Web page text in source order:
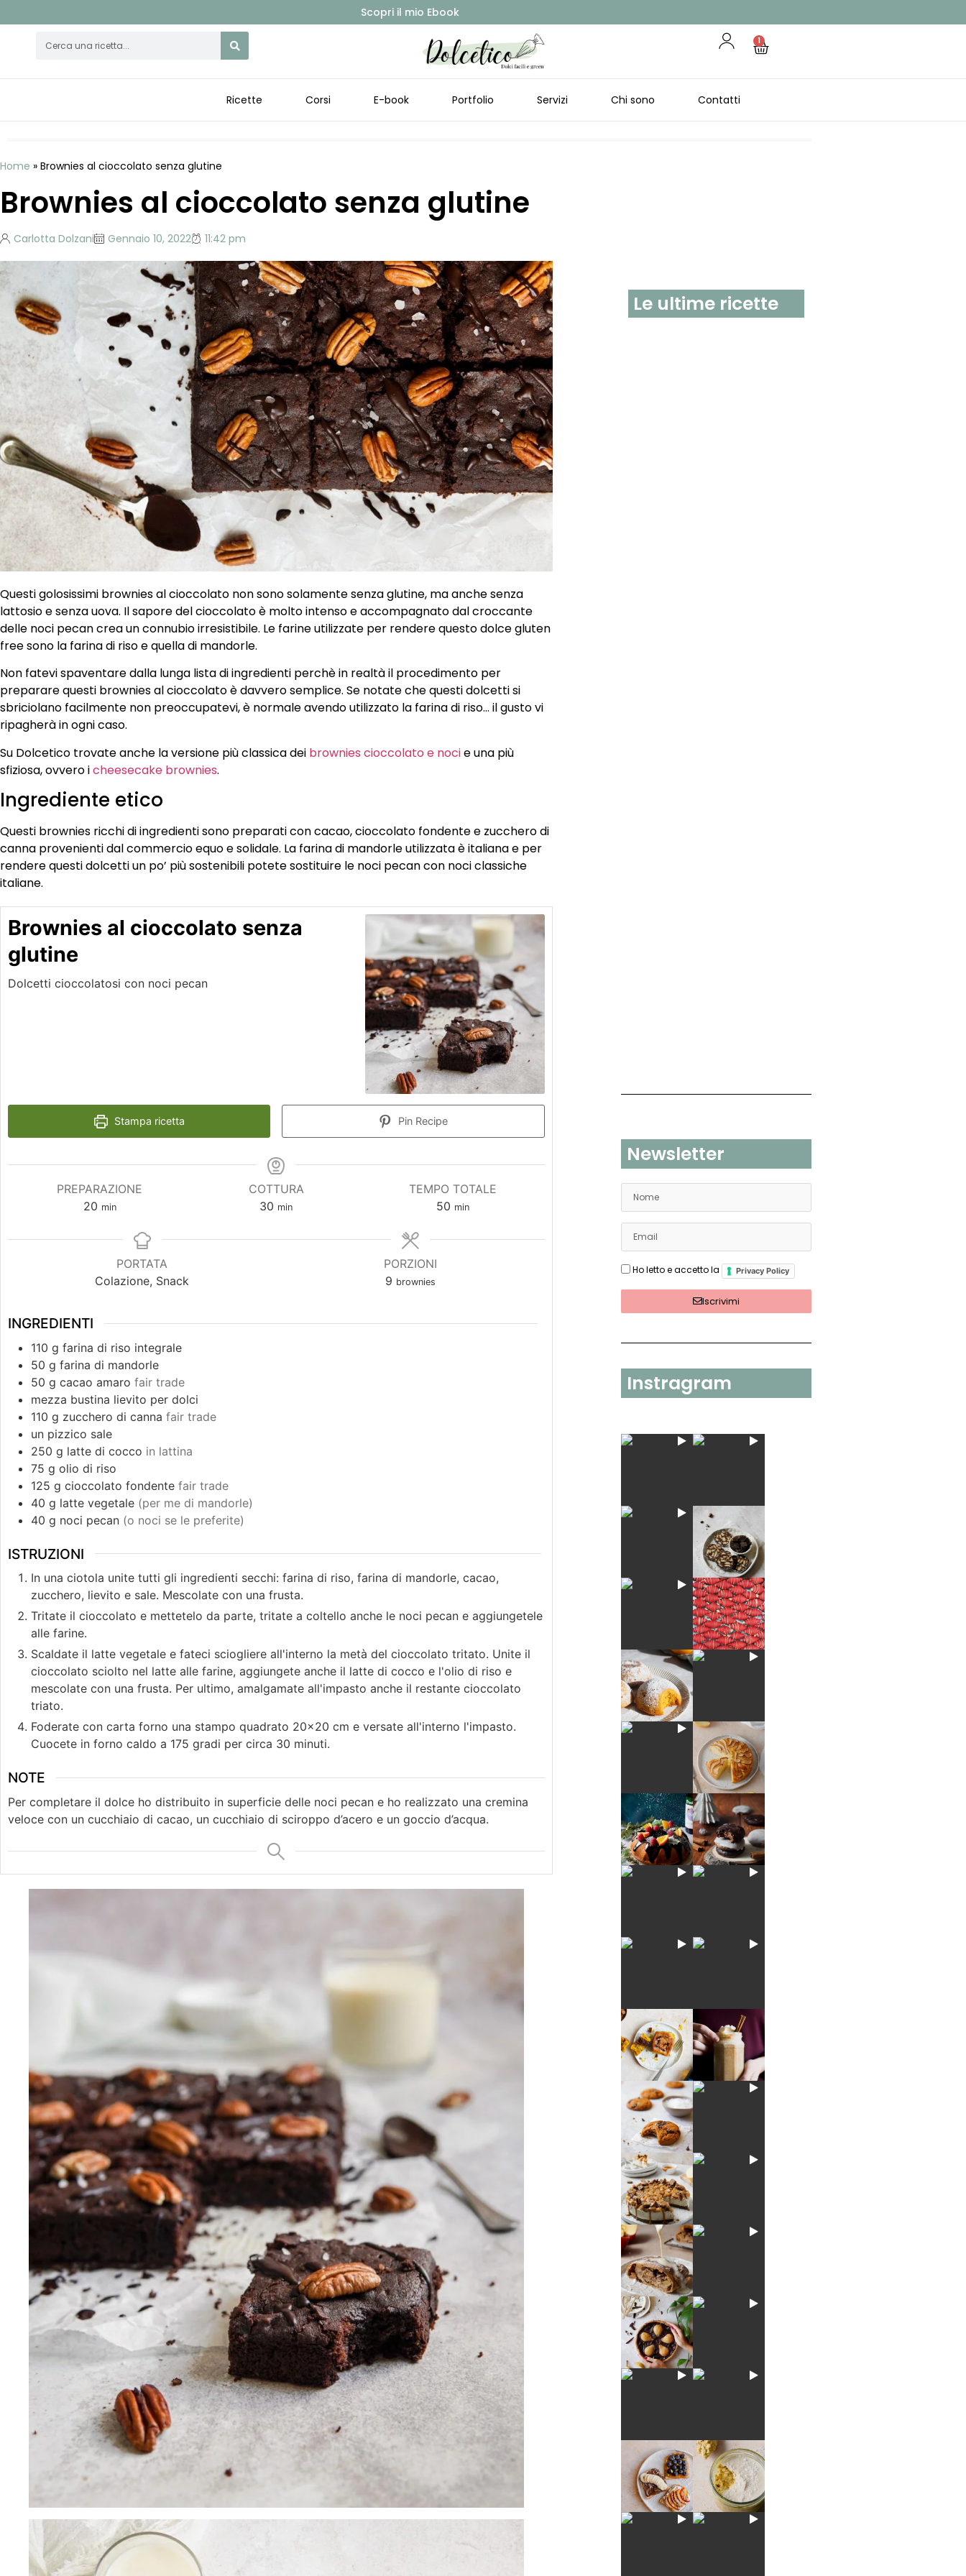
Scopri il mio Ebook
1
Ricette Corsi E-book Portfolio Servizi Chi sono Contatti
Home » Brownies al cioccolato senza glutine
Brownies al cioccolato senza glutine
Carlotta Dolzani Gennaio 10, 2022 11:42 pm
Questi golosissimi brownies al cioccolato non sono solamente senza glutine, ma anche senza
lattosio e senza uova. Il sapore del cioccolato è molto intenso e accompagnato dal croccante
delle noci pecan crea un connubio irresistibile. Le farine utilizzate per rendere questo dolce gluten
free sono la farina di riso e quella di mandorle.
Non fatevi spaventare dalla lunga lista di ingredienti perchè in realtà il procedimento per
preparare questi brownies al cioccolato è davvero semplice. Se notate che questi dolcetti si
sbriciolano facilmente non preoccupatevi, è normale avendo utilizzato la farina di riso… il gusto vi
ripagherà in ogni caso.
Su Dolcetico trovate anche la versione più classica dei brownies cioccolato e nocie una più
sfiziosa, ovvero icheesecake brownies.
Ingrediente etico
Questi brownies ricchi di ingredienti sono preparati con cacao, cioccolato fondente e zucchero di
canna provenienti dal commercio equo e solidale. La farina di mandorle utilizzata è italiana e per
rendere questi dolcetti un po’ più sostenibili potete sostituire le noci pecan con noci classiche
italiane.
Brownies al cioccolato senza
glutine
Dolcetti cioccolatosi con noci pecan
Stampa ricetta Pin Recipe
PREPARAZIONE
20 min
COTTURA
30 min
TEMPO TOTALE
50 min
PORTATA
Colazione, Snack
PORZIONI
9 brownies
INGREDIENTI
110 g farina di riso integrale
50 g farina di mandorle
50 g cacao amaro fair trade
mezza bustina lievito per dolci
110 g zucchero di canna fair trade
un pizzico sale
250 g latte di cocco in lattina
75 g olio di riso
125 g cioccolato fondente fair trade
40 g latte vegetale (per me di mandorle)
40 g noci pecan (o noci se le preferite)
ISTRUZIONI
In una ciotola unite tutti gli ingredienti secchi: farina di riso, farina di mandorle, cacao,
zucchero, lievito e sale. Mescolate con una frusta.
Tritate il cioccolato e mettetelo da parte, tritate a coltello anche le noci pecan e aggiungetele
alle farine.
Scaldate il latte vegetale e fateci sciogliere all'interno la metà del cioccolato tritato. Unite il
cioccolato sciolto nel latte alle farine, aggiungete anche il latte di cocco e l'olio di riso e
mescolate con una frusta. Per ultimo, amalgamate all'impasto anche il restante cioccolato
triato.
Foderate con carta forno una stampo quadrato 20×20 cm e versate all'interno l'impasto.
Cuocete in forno caldo a 175 gradi per circa 30 minuti.
NOTE
Per completare il dolce ho distribuito in superficie delle noci pecan e ho realizzato una cremina
veloce con un cucchiaio di cacao, un cucchiaio di sciroppo d’acero e un goccio d’acqua.
Le ultime ricette
Newsletter
Ho letto e accetto la Privacy Policy
Iscrivimi
Instragram